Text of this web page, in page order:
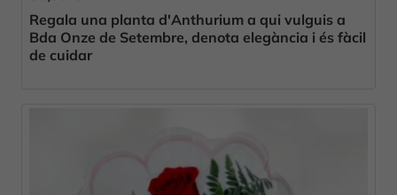
Regala una planta d'Anthurium a qui vulguis a
Bda Onze de Setembre, denota elegància i és fàcil
de cuidar